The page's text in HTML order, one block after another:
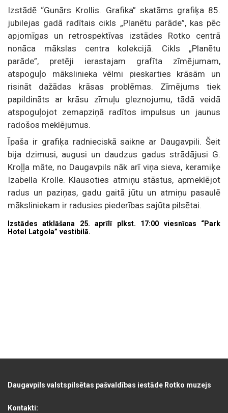
Izstādē “Gunārs Krollis. Grafika” skatāms grafiķa 85.
jubilejas gadā radītais cikls „Planētu parāde”, kas pēc
apjomīgas un retrospektīvas izstādes Rotko centrā
nonāca mākslas centra kolekcijā. Cikls „Planētu
parāde”, pretēji ierastajam grafīta zīmējumam,
atspoguļo mākslinieka vēlmi pieskarties krāsām un
risināt dažādas krāsas problēmas. Zīmējums tiek
papildināts ar krāsu zīmuļu gleznojumu, tādā veidā
atspoguļojot zemapziņā radītos impulsus un jaunus
radošos meklējumus.
Īpaša ir grafiķa radnieciskā saikne ar Daugavpili. Šeit
bija dzimusi, augusi un daudzus gadus strādājusi G.
Kroļļa māte, no Daugavpils nāk arī viņa sieva, keramiķe
Izabella Krolle. Klausoties atmiņu stāstus, apmeklējot
radus un paziņas, gadu gaitā jūtu un atmiņu pasaulē
māksliniekam ir radusies piederības sajūta pilsētai.
Izstādes atklāšana 25. aprīlī plkst. 17:00 viesnīcas “Park
Hotel Latgola” vestibilā.
Daugavpils valstspilsētas pašvaldības iestāde Rotko muzejs
Kontakti: